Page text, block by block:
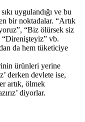
uygulandığı ve bu
bir noktadalar. “Artık
“Biz ölürsek siz
“Direnişteyiz” vb.
da hem tüketiciye
ürünleri yerine
derken devlete ise,
artık, ölmek
diyorlar.